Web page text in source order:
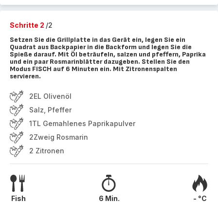
Schritte 2 /2
Setzen Sie die Grillplatte in das Gerät ein, legen Sie ein
Quadrat aus Backpapier in die Backform und legen Sie die
Spieße darauf. Mit Öl beträufeln, salzen und pfeffern, Paprika
und ein paar Rosmarinblätter dazugeben. Stellen Sie den
Modus FISCH auf 6 Minuten ein. Mit Zitronenspalten
servieren.
2EL Olivenöl
Salz, Pfeffer
1TL Gemahlenes Paprikapulver
2Zweig Rosmarin
2 Zitronen
Fish 6 Min. - °C